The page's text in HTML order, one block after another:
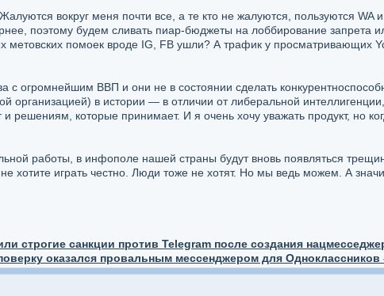
вокруг меня почти все, а те кто не жалуются, пользуются
поэтому будем сливать пиар-бюджеты на лоббирование запрета
метовских помоек вроде IG, FB ушли? А трафик у просматривающих
с огромнейшим ВВП и они не в состоянии сделать
организацией) в истории — в отличии от либеральной
решениям, которые принимает. И я очень хочу уважать продукт, но
работы, в инфополе нашей страны будут вновь появляться
хотите играть честно. Люди тоже не хотят. Но мы ведь можем. А
строгие санкции против Telegram после создания
оказался провальным мессенджером для